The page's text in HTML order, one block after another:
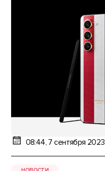
08:44, 7 сентября 2023